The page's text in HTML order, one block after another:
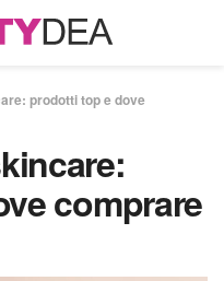
prodotti top e dove
comprare